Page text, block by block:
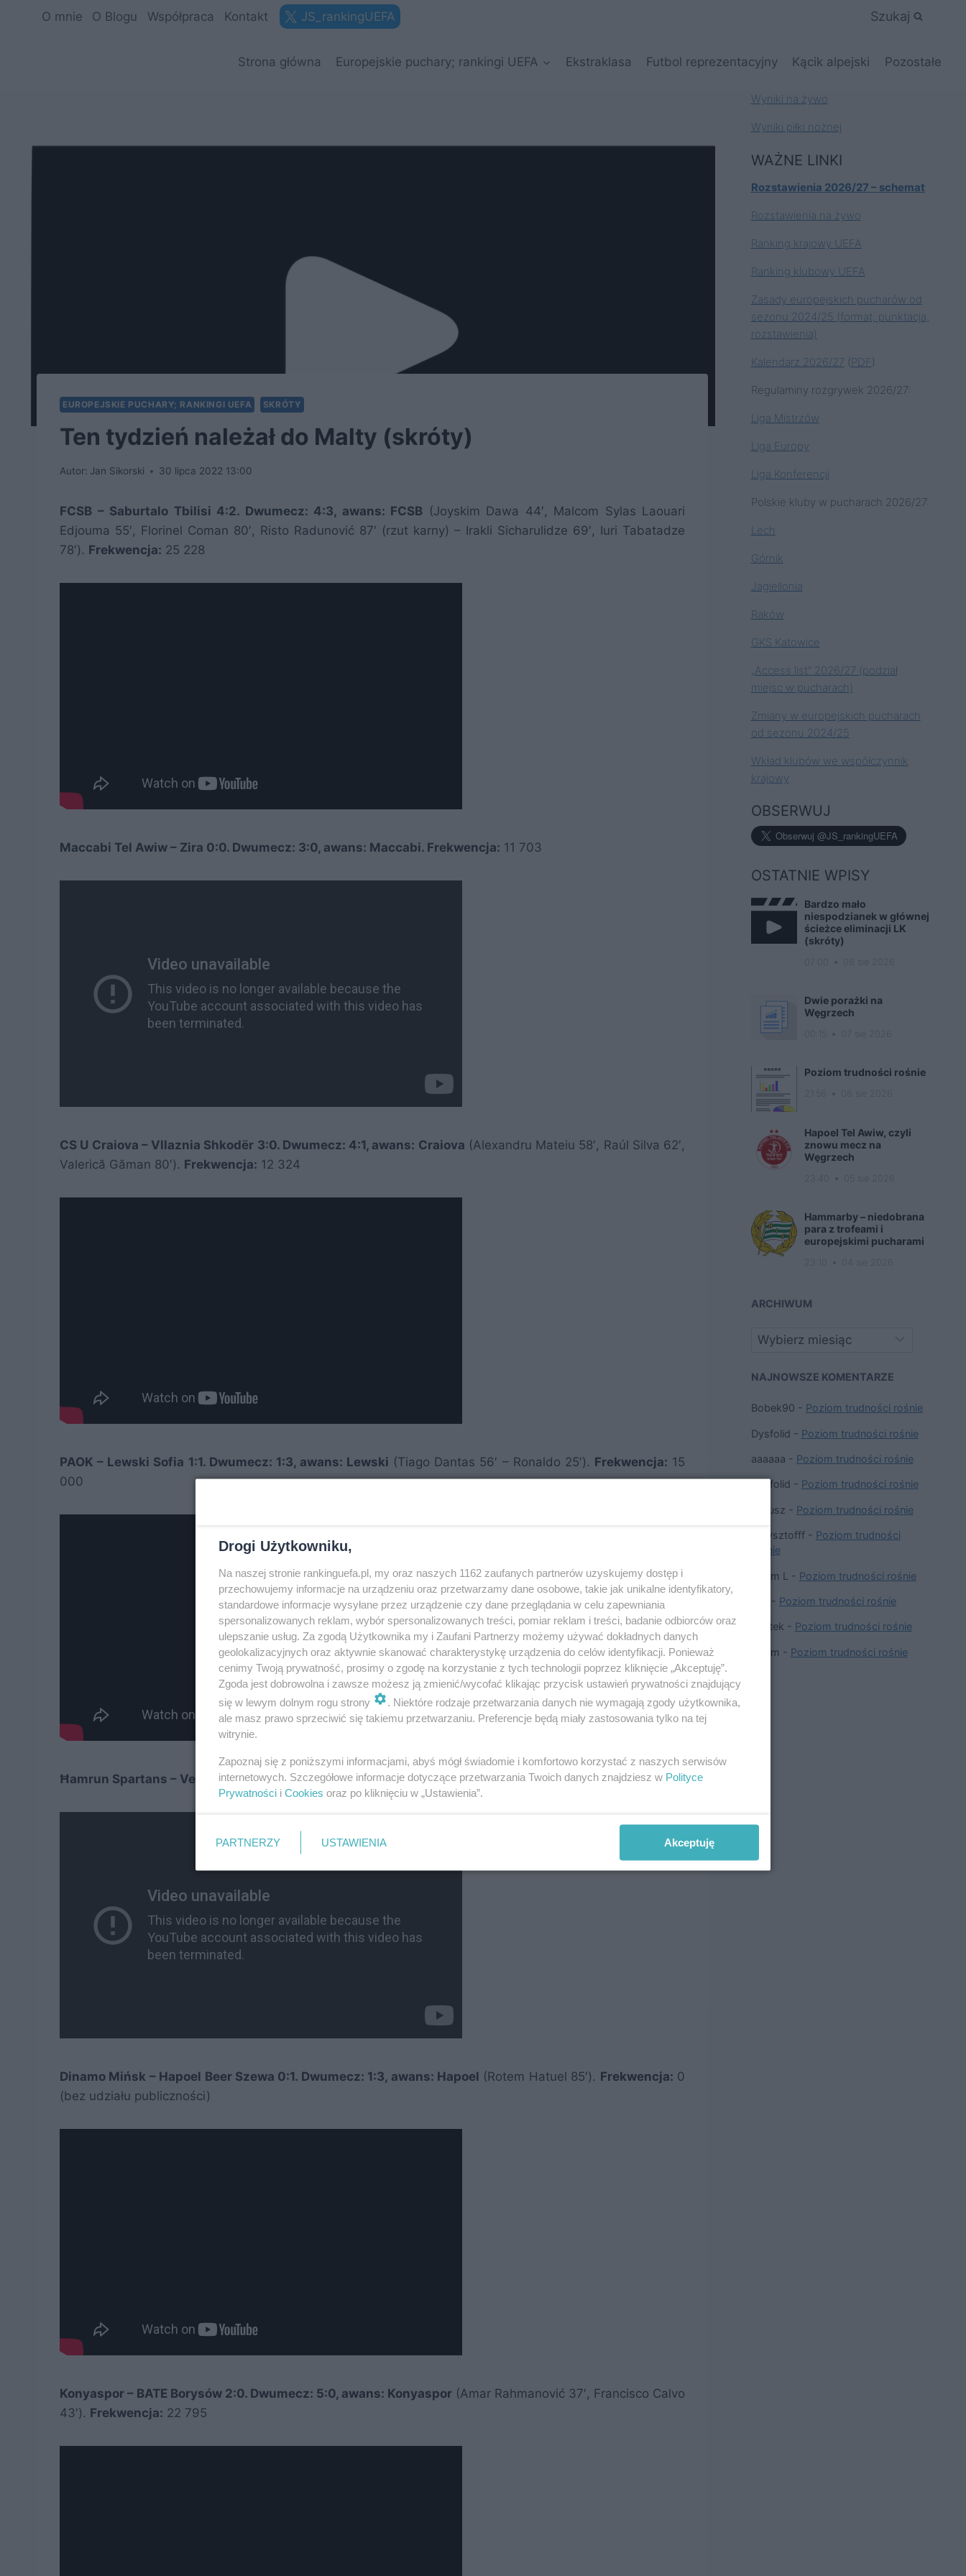
O mnie O Blogu Współpraca Kontakt JS_rankingUEFA Szukaj
Strona główna Europejskie puchary; rankingi UEFA Ekstraklasa Futbol reprezentacyjny Kącik alpejski Pozostałe
EUROPEJSKIE PUCHARY; RANKINGI UEFA SKRÓTY
Ten tydzień należał do Malty (skróty)
Autor: Jan Sikorski 30 lipca 2022 13:00
FCSB – Saburtalo Tbilisi 4:2. Dwumecz: 4:3, awans: FCSB (Joyskim Dawa 44′, Malcom Sylas Laouari
Edjouma 55′, Florinel Coman 80′, Risto Radunović 87′ (rzut karny) – Irakli Sicharulidze 69′, Iuri Tabatadze
78′). Frekwencja: 25 228
Maccabi Tel Awiw – Zira 0:0. Dwumecz: 3:0, awans: Maccabi. Frekwencja: 11 703
CS U Craiova – Vllaznia Shkodër 3:0. Dwumecz: 4:1, awans: Craiova (Alexandru Mateiu 58′, Raúl Silva 62′,
Valerică Găman 80′). Frekwencja: 12 324
PAOK – Lewski Sofia 1:1. Dwumecz: 1:3, awans: Lewski (Tiago Dantas 56′ – Ronaldo 25′). Frekwencja: 15
000
Ħamrun Spartans – Velež Mostar 1:0. Dwumecz: 2:0, awans: Ħamrun(Jonny 15′).Frekwencja:1 695
Dinamo Mińsk – Hapoel Beer Szewa 0:1. Dwumecz: 1:3, awans: Hapoel (Rotem Hatuel 85′). Frekwencja: 0
(bez udziału publiczności)
Konyaspor – BATE Borysów 2:0. Dwumecz: 5:0, awans: Konyaspor (Amar Rahmanović 37′, Francisco Calvo
43′). Frekwencja: 22 795
Wyniki na żywo
Wyniki piłki nożnej
WAŻNE LINKI
Rozstawienia 2026/27 – schemat
Rozstawienia na żywo
Ranking krajowy UEFA
Ranking klubowy UEFA
Zasady europejskich pucharów od
sezonu 2024/25 (format, punktacja,
rozstawienia)
Kalendarz 2026/27 (PDF)
Regulaminy rozgrywek 2026/27:
Liga Mistrzów
Liga Europy
Liga Konferencji
Polskie kluby w pucharach 2026/27:
Lech
Górnik
Jagiellonia
Raków
GKS Katowice
„Access list” 2026/27 (podział
miejsc w pucharach)
Zmiany w europejskich pucharach
od sezonu 2024/25
Wkład klubów we współczynnik
krajowy
OBSERWUJ
OSTATNIE WPISY
Bardzo mało
niespodzianek w głównej
ścieżce eliminacji LK
(skróty)
Dwie porażki na
Węgrzech
Poziom trudności rośnie
Hapoel Tel Awiw, czyli
znowu mecz na
Węgrzech
Hammarby – niedobrana
para z trofeami i
europejskimi pucharami
ARCHIWUM
Archiwa
NAJNOWSZE KOMENTARZE
Bobek90 - Poziom trudności rośnie
Dysfolid - Poziom trudności rośnie
aaaaaa - Poziom trudności rośnie
Dysfolid - Poziom trudności rośnie
Janusz - Poziom trudności rośnie
Krzysztofff- Poziom trudności
rośnie
Adam L - Poziom trudności rośnie
- Poziom trudności rośnie
Wojtek - Poziom trudności rośnie
Adam - Poziom trudności rośnie
Drogi Użytkowniku,
Na naszej stronie rankinguefa.pl, my oraz naszych 1162 zaufanych partnerów uzyskujemy dostęp i
przechowujemy informacje na urządzeniu oraz przetwarzamy dane osobowe, takie jak unikalne identyfikatory,
standardowe informacje wysyłane przez urządzenie czy dane przeglądania w celu zapewniania
spersonalizowanych reklam, wybór spersonalizowanych treści, pomiar reklam i treści, badanie odbiorców oraz
ulepszanie usług. Za zgodą Użytkownika my i Zaufani Partnerzy możemy używać dokładnych danych
geolokalizacyjnych oraz aktywnie skanować charakterystykę urządzenia do celów identyfikacji. Ponieważ
cenimy Twoją prywatność, prosimy o zgodę na korzystanie z tych technologii poprzez kliknięcie „Akceptuję”.
Zgoda jest dobrowolna i zawsze możesz ją zmienić/wycofać klikając przycisk ustawień prywatności znajdujący
się w lewym dolnym rogu strony
. Niektóre rodzaje przetwarzania danych nie wymagają zgody użytkownika,
ale masz prawo sprzeciwić się takiemu przetwarzaniu. Preferencje będą miały zastosowania tylko na tej
witrynie.
Zapoznaj się z poniższymi informacjami, abyś mógł świadomie i komfortowo korzystać z naszych serwisów
internetowych. Szczegółowe informacje dotyczące przetwarzania Twoich danych znajdziesz w Polityce
Prywatności i Cookies oraz po kliknięciu w „Ustawienia”.
PARTNERZY USTAWIENIA Akceptuję